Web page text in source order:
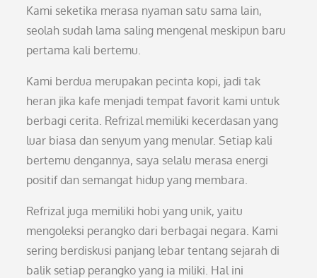
Kami seketika merasa nyaman satu sama lain,
seolah sudah lama saling mengenal meskipun baru
pertama kali bertemu.
Kami berdua merupakan pecinta kopi, jadi tak
heran jika kafe menjadi tempat favorit kami untuk
berbagi cerita. Refrizal memiliki kecerdasan yang
luar biasa dan senyum yang menular. Setiap kali
bertemu dengannya, saya selalu merasa energi
positif dan semangat hidup yang membara.
Refrizal juga memiliki hobi yang unik, yaitu
mengoleksi perangko dari berbagai negara. Kami
sering berdiskusi panjang lebar tentang sejarah di
balik setiap perangko yang ia miliki. Hal ini